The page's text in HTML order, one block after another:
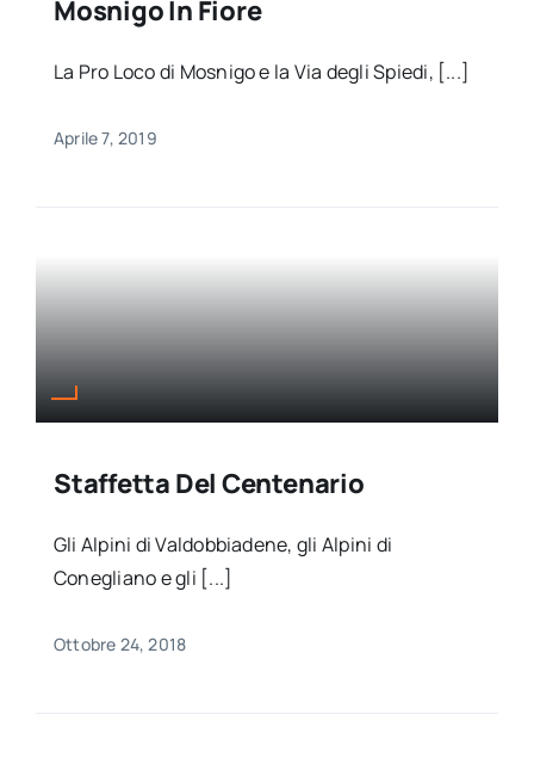
Mosnigo In Fiore
La Pro Loco di Mosnigo e la Via degli Spiedi, [...]
Aprile 7, 2019
Staffetta Del Centenario
Gli Alpini di Valdobbiadene, gli Alpini di
Conegliano e gli [...]
Ottobre 24, 2018